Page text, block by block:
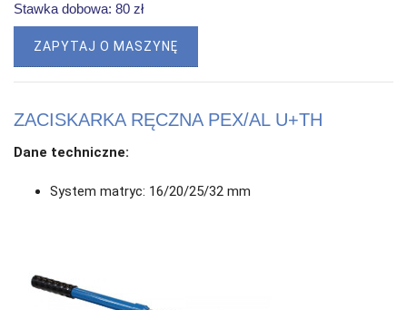
Stawka dobowa: 80 zł
ZAPYTAJ O MASZYNĘ
ZACISKARKA RĘCZNA PEX/AL U+TH
Dane techniczne:
System matryc: 16/20/25/32 mm